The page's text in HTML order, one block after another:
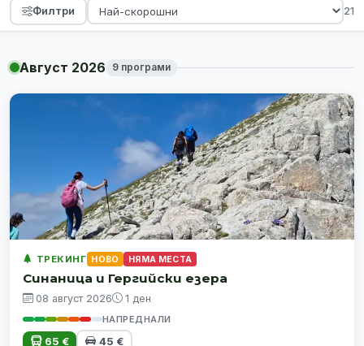
Филтри 21
Август 2026 9 програми
ТРЕКИНГ НОВО НЯМА МЕСТА
Синаница и Гергийски езера
08 август 2026 1 ден
НАПРЕДНАЛИ
65 € 45 €